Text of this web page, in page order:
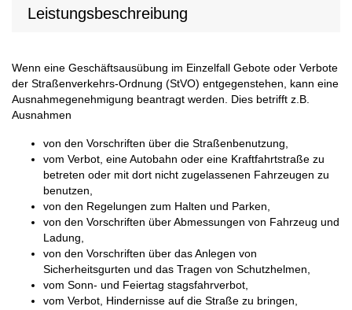
Leistungsbeschreibung
Wenn eine Geschäftsausübung im Einzelfall Gebote oder Verbote
der Straßenverkehrs-Ordnung (StVO) entgegenstehen, kann eine
Ausnahmegenehmigung beantragt werden. Dies betrifft z.B.
Ausnahmen
von den Vorschriften über die Straßenbenutzung,
vom Verbot, eine Autobahn oder eine Kraftfahrtstraße zu
betreten oder mit dort nicht zugelassenen Fahrzeugen zu
benutzen,
von den Regelungen zum Halten und Parken,
von den Vorschriften über Abmessungen von Fahrzeug und
Ladung,
von den Vorschriften über das Anlegen von
Sicherheitsgurten und das Tragen von Schutzhelmen,
vom Sonn- und Feiertag stagsfahrverbot,
vom Verbot, Hindernisse auf die Straße zu bringen,